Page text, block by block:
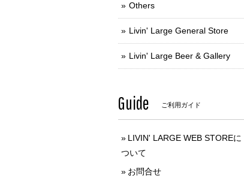
Others
Livin' Large General Store
Livin' Large Beer & Gallery
Guide ご利用ガイド
LIVIN' LARGE WEB STOREに
ついて
お問合せ